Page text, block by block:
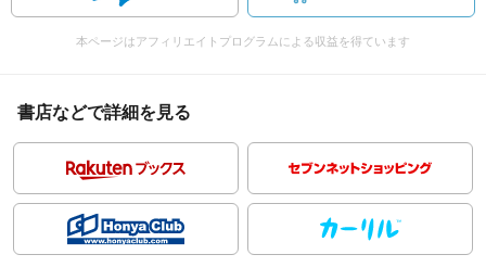
本ページはアフィリエイトプログラムによる収益を得ています
書店などで詳細を見る